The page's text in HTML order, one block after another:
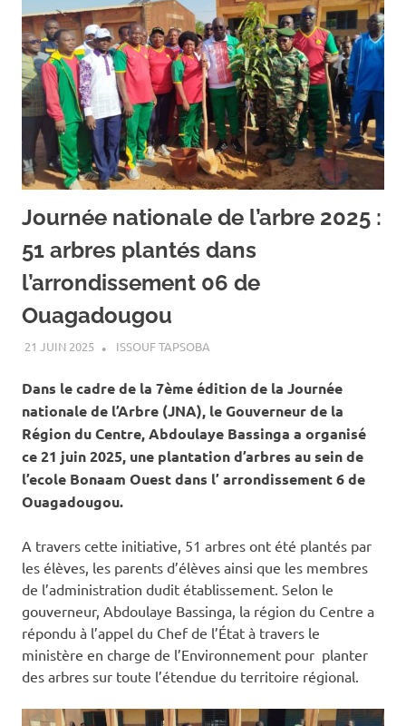
Journée nationale de l’arbre 2025 :
51 arbres plantés dans
l’arrondissement 06 de
Ouagadougou
21 JUIN 2025 ISSOUF TAPSOBA
Dans le cadre de la 7ème édition de la Journée
nationale de l’Arbre (JNA), le Gouverneur de la
Région du Centre, Abdoulaye Bassinga a organisé
ce 21 juin 2025, une plantation d’arbres au sein de
l’ecole Bonaam Ouest dans l’ arrondissement 6 de
Ouagadougou.
A travers cette initiative, 51 arbres ont été plantés par
les élèves, les parents d’élèves ainsi que les membres
de l’administration dudit établissement. Selon le
gouverneur, Abdoulaye Bassinga, la région du Centre a
répondu à l’appel du Chef de l’État à travers le
ministère en charge de l’Environnement pour planter
des arbres sur toute l’étendue du territoire régional.